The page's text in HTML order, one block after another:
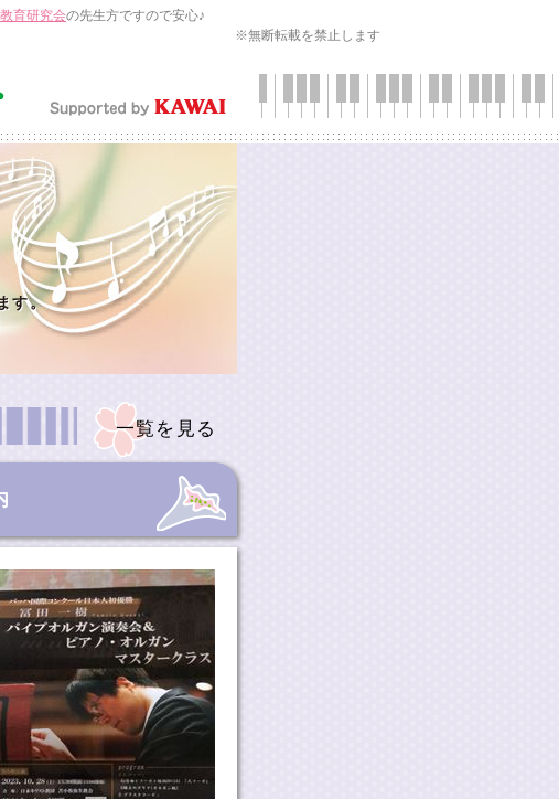
育研究会の先生方ですので安心♪
※無断転載を禁止します
す。
一覧を見る